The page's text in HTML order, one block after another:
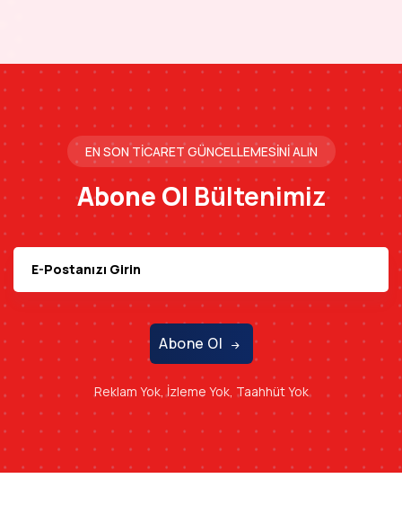
EN SON TICARET GÜNCELLEMESINI ALIN
Abone Ol Bültenimiz
Abone Ol
Reklam Yok, İzleme Yok, Taahhüt Yok